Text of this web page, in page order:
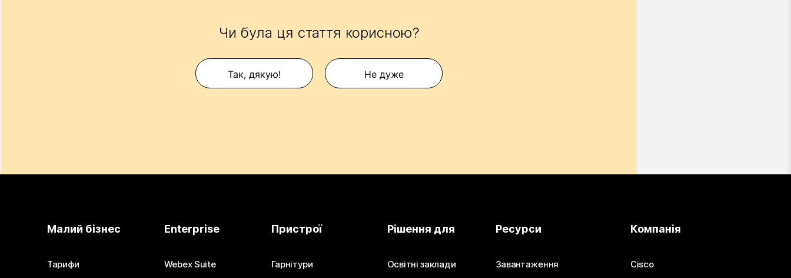
Чи була ця стаття корисною?
Так, дякую! Не дуже
Малий бізнес
Тарифи
Enterprise
Webex Suite
Пристрої
Гарнітури
Рішення для
Освітні заклади
Ресурси
Завантаження
Компанія
Cisco